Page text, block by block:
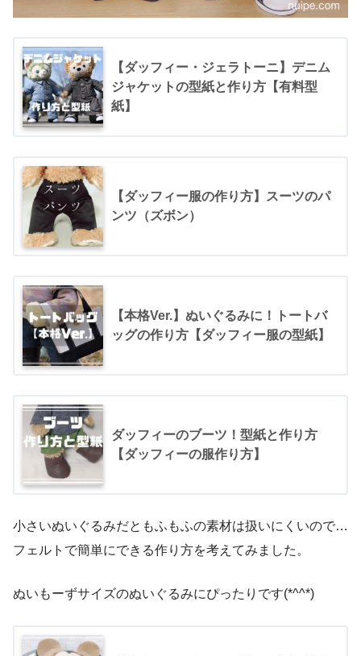
【ダッフィー・ジェラトーニ】デニム
ジャケットの型紙と作り方【有料型
紙】
【ダッフィー服の作り方】スーツのパ
ンツ（ズボン）
【本格Ver.】ぬいぐるみに！トートバ
ッグの作り方【ダッフィー服の型紙】
ダッフィーのブーツ！型紙と作り方
【ダッフィーの服作り方】
小さいぬいぐるみだともふもふの素材は扱いにくいので…
フェルトで簡単にできる作り方を考えてみました。
ぬいもーずサイズのぬいぐるみにぴったりです(*^^*)